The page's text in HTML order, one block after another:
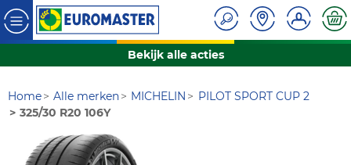
Bekijk alle acties
Home Alle merken MICHELIN
PILOT SPORT CUP 2
325/30 R20 106Y